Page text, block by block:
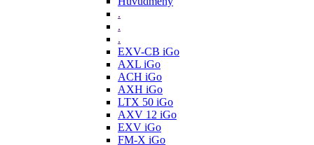
.
.
.
EXV-CB iGo
AXL iGo
ACH iGo
AXH iGo
LTX 50 iGo
AXV 12 iGo
EXV iGo
FM-X iGo